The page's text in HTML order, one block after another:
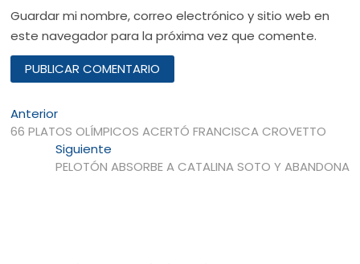
Guardar mi nombre, correo electrónico y sitio web en
este navegador para la próxima vez que comente.
Navegación
de
entradas
AnteriorEntrada
anterior:
66 PLATOS OLÍMPICOS ACERTÓ FRANCISCA CROVETTO
SiguienteEntrada
siguiente:
PELOTÓN ABSORBE A CATALINA SOTO Y ABANDONA